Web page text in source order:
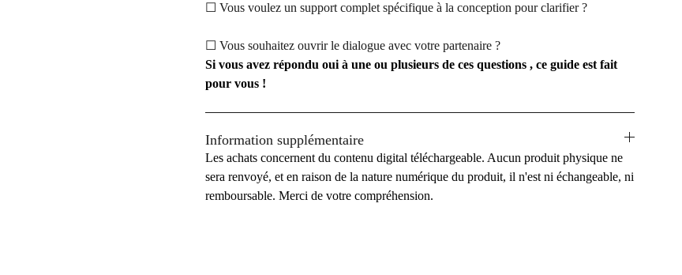
☐ Vous voulez un support complet spécifique à la conception pour clarifier ?
☐ Vous souhaitez ouvrir le dialogue avec votre partenaire ?
Si vous avez répondu oui à une ou plusieurs de ces questions , ce guide est fait
pour vous !
Information supplémentaire
Les achats concernent du contenu digital téléchargeable. Aucun produit physique ne
sera renvoyé, et en raison de la nature numérique du produit, il n'est ni échangeable, ni
remboursable. Merci de votre compréhension.